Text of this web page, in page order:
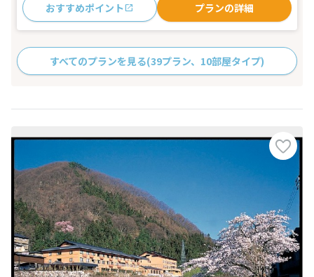
おすすめポイント プランの詳細
すべてのプランを見る(39プラン、10部屋タイプ)